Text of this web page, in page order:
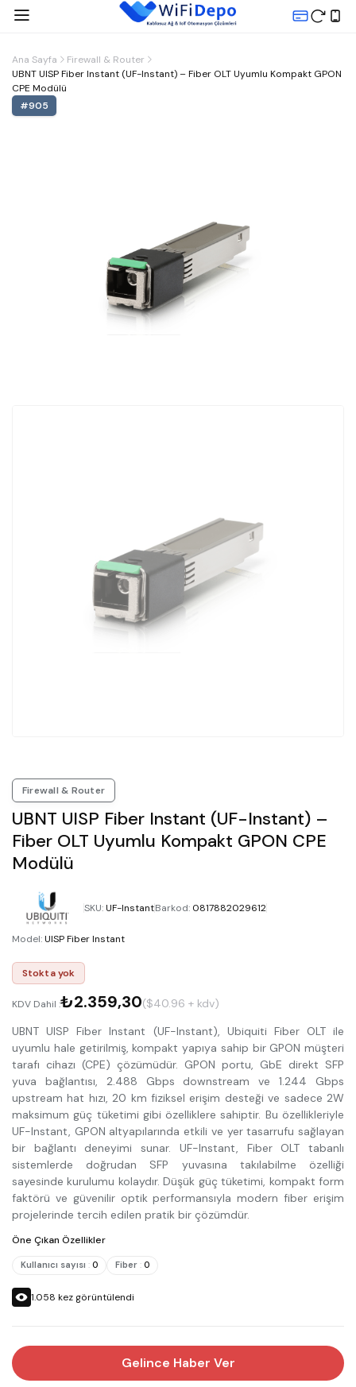
Ana Sayfa
Firewall & Router
UBNT UISP Fiber Instant (UF-Instant) – Fiber OLT Uyumlu Kompakt GPON
CPE Modülü
#905
Firewall & Router
UBNT UISP Fiber Instant (UF-Instant) –
Fiber OLT Uyumlu Kompakt GPON CPE
Modülü
SKU:UF-InstantBarkod: 0817882029612
Model:UISP Fiber Instant
Stokta yok
KDV Dahil :₺2.359,30($40.96 + kdv)
UBNT UISP Fiber Instant (UF-Instant), Ubiquiti Fiber OLT ile
uyumlu hale getirilmiş, kompakt yapıya sahip bir GPON müşteri
tarafı cihazı (CPE) çözümüdür. GPON portu, GbE direkt SFP
yuva bağlantısı, 2.488 Gbps downstream ve 1.244 Gbps
upstream hat hızı, 20 km fiziksel erişim desteği ve sadece 2W
maksimum güç tüketimi gibi özelliklere sahiptir. Bu özellikleriyle
UF-Instant, GPON altyapılarında etkili ve yer tasarrufu sağlayan
bir bağlantı deneyimi sunar. UF-Instant, Fiber OLT tabanlı
sistemlerde doğrudan SFP yuvasına takılabilme özelliği
sayesinde kurulumu kolaydır. Düşük güç tüketimi, kompakt form
faktörü ve güvenilir optik performansıyla modern fiber erişim
projelerinde tercih edilen pratik bir çözümdür.
Öne Çıkan Özellikler
Kullanıcı sayısı : 0 Fiber : 0
1.058 kez görüntülendi
Gelince Haber Ver